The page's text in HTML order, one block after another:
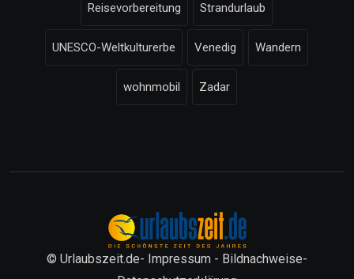
Reisevorbereitung Strandurlaub
UNESCO-Weltkulturerbe Venedig Wandern
wohnmobil Zadar
© Urlaubszeit.de- Impressum - Bildnachweise-